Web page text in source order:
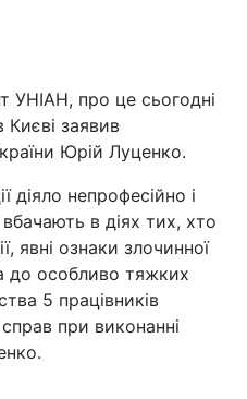
Війна
Політика
Світ
УНІАН, про це сьогодні
Києві заявив
Юрій Луценко.
діяло непрофесійно і
в діях тих, хто
явні ознаки злочинної
до особливо тяжких
5 працівників
при виконанні